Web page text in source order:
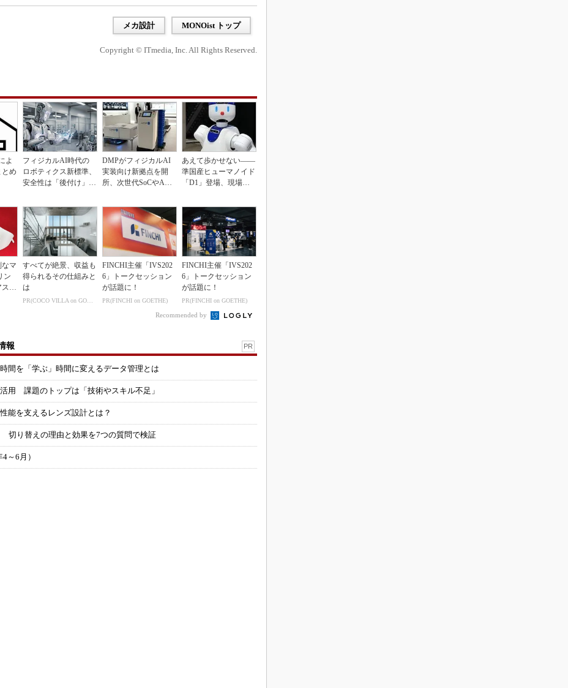
メカ設計 MONOist トップ
Copyright © ITmedia, Inc. All Rights Reserved.
よ
とめ
フィジカルAI時代の
ロボティクス新標準、
安全性は「後付け」で
DMPがフィジカルAI
実装向け新拠点を開
所、次世代SoCやAM
あえて歩かせない――
準国産ヒューマノイド
「D1」登場、現場稼
マ
ン
スが
すべてが絶景、収益も
得られるその仕組みと
は
PR(COCO VILLA on GOETHE)
FINCHI主催「IVS202
6」トークセッション
が話題に！
PR(FINCHI on GOETHE)
FINCHI主催「IVS202
6」トークセッション
が話題に！
PR(FINCHI on GOETHE)
Recommended by
報 PR
間を「学ぶ」時間に変えるデータ管理とは
用 課題のトップは「技術やスキル不足」
能を支えるレンズ設計とは？
切り替えの理由と効果を7つの質問で検証
～6月）